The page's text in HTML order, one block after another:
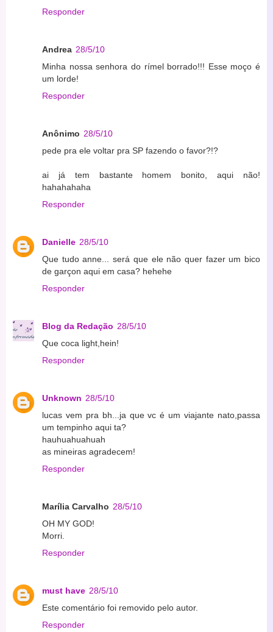
Responder
Andrea 28/5/10
Minha nossa senhora do rímel borrado!!! Esse moço é
um lorde!
Responder
Anônimo 28/5/10
pede pra ele voltar pra SP fazendo o favor?!?
ai já tem bastante homem bonito, aqui não!
hahahahaha
Responder
Danielle 28/5/10
Que tudo anne... será que ele não quer fazer um bico
de garçon aqui em casa? hehehe
Responder
Blog da Redação 28/5/10
Que coca light,hein!
Responder
Unknown 28/5/10
lucas vem pra bh...ja que vc é um viajante nato,passa
um tempinho aqui ta?
hauhuahuahuah
as mineiras agradecem!
Responder
Marília Carvalho 28/5/10
OH MY GOD!
Morri.
Responder
must have 28/5/10
Este comentário foi removido pelo autor.
Responder